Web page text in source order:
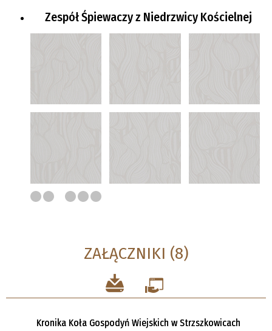
Zespół Śpiewaczy z Niedrzwicy Kościelnej
ZAŁĄCZNIKI (8)
Kronika Koła Gospodyń Wiejskich w Strzszkowicach